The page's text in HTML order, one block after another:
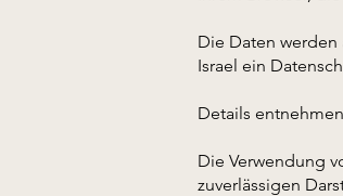
Die Daten werden
Israel ein
Details
Die Verwendung
zuverlässigen